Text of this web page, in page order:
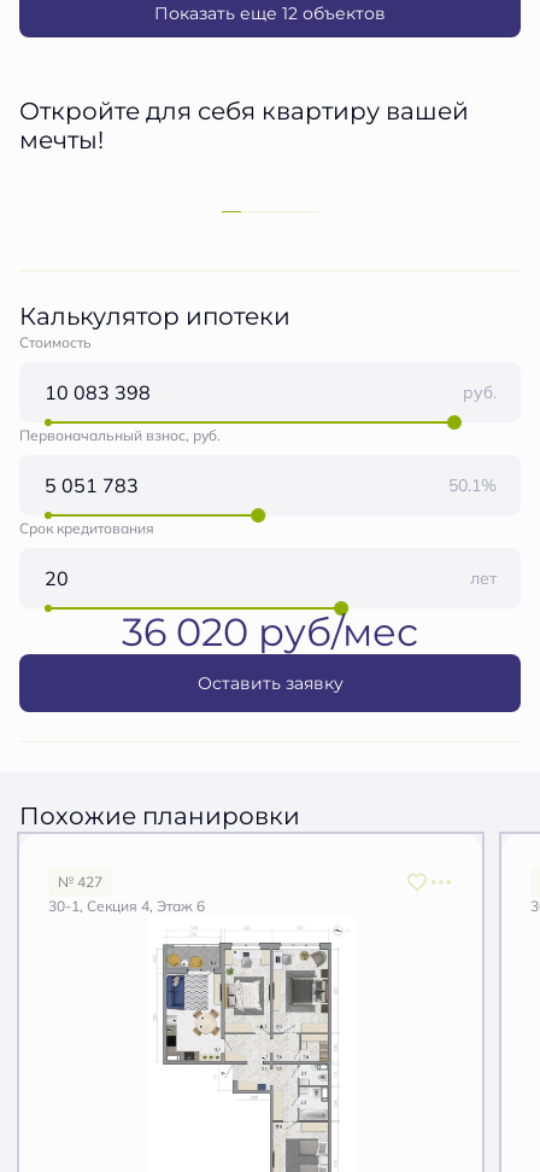
Показать еще 12 объектов
Откройте для себя квартиру вашей
мечты!
Калькулятор ипотеки
Стоимость
руб.
Первоначальный взнос, руб.
50.1%
Срок кредитования
лет
36 020 руб/мес
Оставить заявку
Похожие планировки
№ 427
30-1, Секция 4, Этаж 6